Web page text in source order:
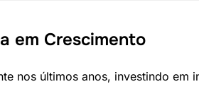
em Crescimento
nos últimos anos, investindo em